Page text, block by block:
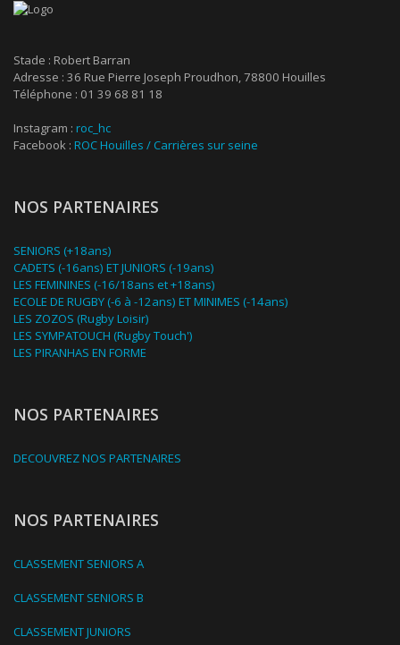
Stade : Robert Barran
Adresse : 36 Rue Pierre Joseph Proudhon, 78800 Houilles
Téléphone : 01 39 68 81 18
Instagram : roc_hc
Facebook : ROC Houilles / Carrières sur seine
NOS PARTENAIRES
SENIORS (+18ans)
CADETS (-16ans) ET JUNIORS (-19ans)
LES FEMININES (-16/18ans et +18ans)
ECOLE DE RUGBY (-6 à -12ans) ET MINIMES (-14ans)
LES ZOZOS (Rugby Loisir)
LES SYMPATOUCH (Rugby Touch')
LES PIRANHAS EN FORME
NOS PARTENAIRES
DECOUVREZ NOS PARTENAIRES
NOS PARTENAIRES
CLASSEMENT SENIORS A
CLASSEMENT SENIORS B
CLASSEMENT JUNIORS